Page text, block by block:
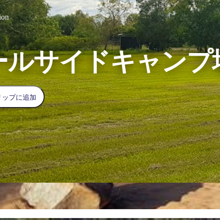
ルサイドキャンプ
プに追加